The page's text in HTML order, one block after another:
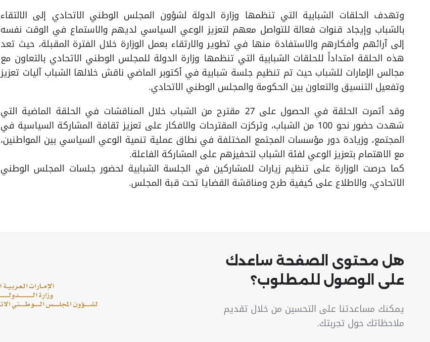
وتهدف الحلقات الشبابية التي تنظمها وزارة الدولة لشؤون المجلس الوطني الاتحادي إلى الالتقاء
بالشباب وإيجاد قنوات فعالة للتواصل معهم لتعزيز الوعي السياسي لديهم والاستماع في الوقت نفسه
إلى آرائهم وأفكارهم والاستفادة منها في تطوير والارتقاء بعمل الوزارة خلال الفترة المقبلة، حيث تعد
هذه الحلقة امتداداً للحلقات الشبابية التي تنظمها وزارة الدولة للمجلس الوطني الاتحادي بالتعاون مع
مجالس الإمارات للشباب حيث تم تنظيم جلسة شبابية في أكتوبر الماضي ناقش خلالها الشباب آليات تعزيز
وتفعيل التنسيق والتعاون بين الحكومة والمجلس الوطني الاتحادي.
وقد أثمرت الحلقة في الحصول على 27 مقترح من الشباب خلال المناقشات في الحلقة الماضية التي
شهدت حضور نحو 100 من الشباب، وتركزت المقترحات والافكار على تعزيز ثقافة المشاركة السياسية في
المجتمع، وزيادة دور مؤسسات المجتمع المختلفة في نطاق عملية تنمية الوعي السياسي بين المواطنين،
مع الاهتمام بتعزيز الوعي لفئة الشباب لتحفيزهم على المشاركة الفاعلة.
كما حرصت الوزارة على تنظيم زيارات للمشاركين في الجلسة الشبابية لحضور جلسات المجلس الوطني
الاتحادي، والاطلاع على كيفية طرح ومناقشة القضايا تحت قبة المجلس.
هل محتوى الصفحة ساعدك
على الوصول للمطلوب؟
يمكنك مساعدتنا على التحسين من خلال تقديم
ملاحظاتك حول تجربتك.